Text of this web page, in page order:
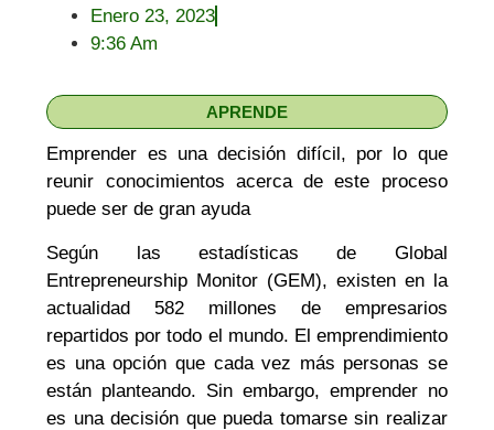
Enero 23, 2023
9:36 Am
APRENDE
Emprender es una decisión difícil, por lo que
reunir conocimientos acerca de este proceso
puede ser de gran ayuda
Según las estadísticas de Global
Entrepreneurship Monitor (GEM), existen en la
actualidad 582 millones de empresarios
repartidos por todo el mundo. El emprendimiento
es una opción que cada vez más personas se
están planteando. Sin embargo, emprender no
es una decisión que pueda tomarse sin realizar